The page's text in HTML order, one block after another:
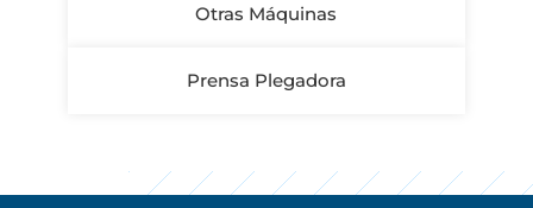
Otras Máquinas
Prensa Plegadora